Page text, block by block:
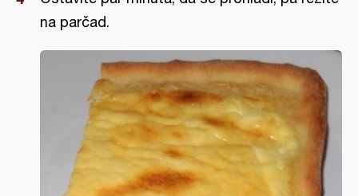
na parčad.